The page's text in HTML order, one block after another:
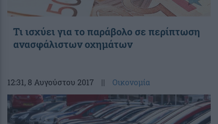
Τι ισχύει για το παράβολο σε περίπτωση
ανασφάλιστων οχημάτων
12:31, 8 Αυγούστου 2017 || Οικονομία